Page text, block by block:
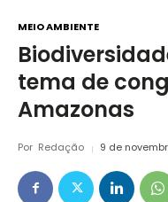
MEIO AMBIENTE
tema de
Amazonas
Por Redação 9 de